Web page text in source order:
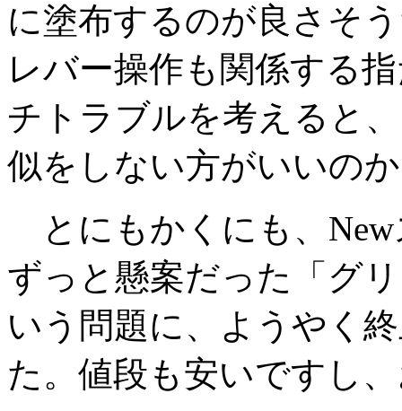
に塗布するのが良さそ
レバー操作も関係する
チトラブルを考えると
似をしない方がいいの
とにもかくにも、
ずっと懸案だった「グ
いう問題に、ようやく
た。値段も安いですし